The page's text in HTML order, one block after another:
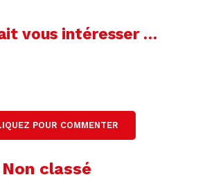
d’Etat a fait le bilan de la
mise en place en décembre
d’aide aux victimes. Il aurait
vous intéresser …
POUR COMMENTER
classé